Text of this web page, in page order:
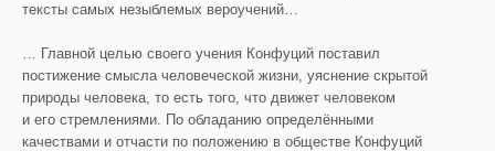
тексты самых незыблемых вероучений…
… Главной целью своего учения Конфуций поставил
постижение смысла человеческой жизни, уяснение скрытой
природы человека, то есть того, что движет человеком
и его стремлениями. По обладанию определёнными
качествами и отчасти по положению в обществе Конфуций